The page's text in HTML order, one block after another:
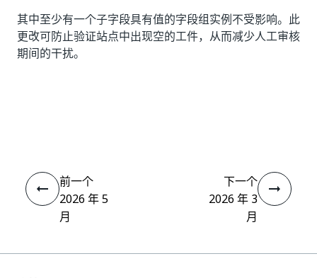
其中至少有一个子字段具有值的字段组实例不受影响。此
更改可防止验证站点中出现空的工件，从而减少人工审核
期间的干扰。
前一个
2026 年 5
月
下一个
2026 年 3
月